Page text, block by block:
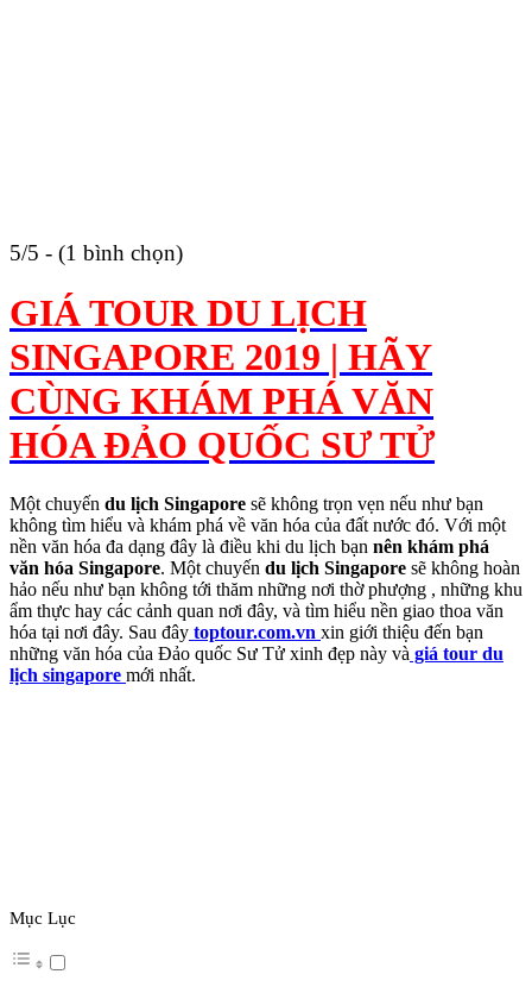
5/5 - (1 bình chọn)
GIÁ TOUR DU LỊCH
SINGAPORE 2019 | HÃY
CÙNG KHÁM PHÁ VĂN
HÓA ĐẢO QUỐC SƯ TỬ
Một chuyến du lịch Singapore sẽ không trọn vẹn nếu như bạn
không tìm hiểu và khám phá về văn hóa của đất nước đó. Với một
nền văn hóa đa dạng đây là điều khi du lịch bạn nên khám phá
văn hóa Singapore. Một chuyến du lịch Singapore sẽ không hoàn
hảo nếu như bạn không tới thăm những nơi thờ phượng , những khu
ẩm thực hay các cảnh quan nơi đây, và tìm hiểu nền giao thoa văn
hóa tại nơi đây. Sau đây toptour.com.vn xin giới thiệu đến bạn
những văn hóa của Đảo quốc Sư Tử xinh đẹp này và giá tour du
lịch singapore mới nhất.
Mục Lục